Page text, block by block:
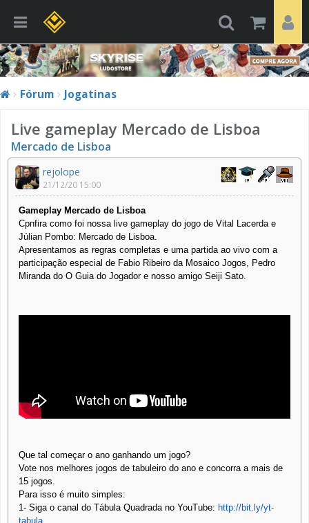
Fórum Jogatinas
Live gameplay Mercado de Lisboa
Mercado de Lisboa
rejolope
21/12/20 15:00
Gameplay Mercado de Lisboa
Cpnfira como foi nossa live gameplay do jogo de Vital Lacerda e
Júlian Pombo: Mercado de Lisboa.
Apresentamos as regras completas e uma partida ao vivo com a
participação especial de Fabio Ribeiro da Mosaico Jogos, Pedro
Miranda do O Guia do Jogador e nosso amigo Seiji Sato.
Que tal começar o ano ganhando um jogo?
Vote nos melhores jogos de tabuleiro do ano e concorra a mais de
15 jogos.
Para isso é muito simples:
1- Siga o canal do Tábula Quadrada no YouTube: http://bit.ly/yt-
tabula